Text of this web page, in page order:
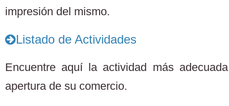
impresión del mismo.
Listado de Actividades
Encuentre aquí la actividad más
apertura de su comercio.